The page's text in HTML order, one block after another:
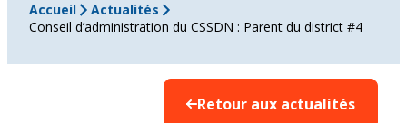
Accueil
Actualités
Conseil d’administration du CSSDN : Parent du district #4
Retour aux actualités